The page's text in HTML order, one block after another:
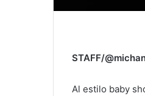
STAFF/
Al estilo baby